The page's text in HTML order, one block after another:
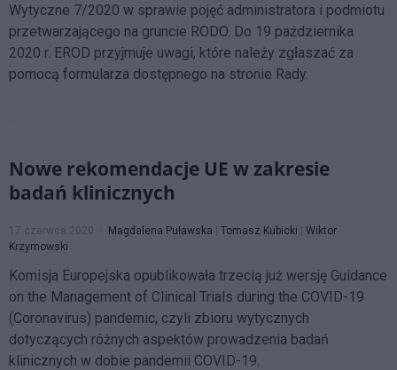
Wytyczne 7/2020 w sprawie pojęć administratora i podmiotu
przetwarzającego na gruncie RODO. Do 19 października
2020 r. EROD przyjmuje uwagi, które należy zgłaszać za
pomocą formularza dostępnego na stronie Rady.
Nowe rekomendacje UE w zakresie
badań klinicznych
17 czerwca 2020 Magdalena Puławska | Tomasz Kubicki | Wiktor
Krzymowski
Komisja Europejska opublikowała trzecią już wersję Guidance
on the Management of Clinical Trials during the COVID-19
(Coronavirus) pandemic, czyli zbioru wytycznych
dotyczących różnych aspektów prowadzenia badań
klinicznych w dobie pandemii COVID-19.